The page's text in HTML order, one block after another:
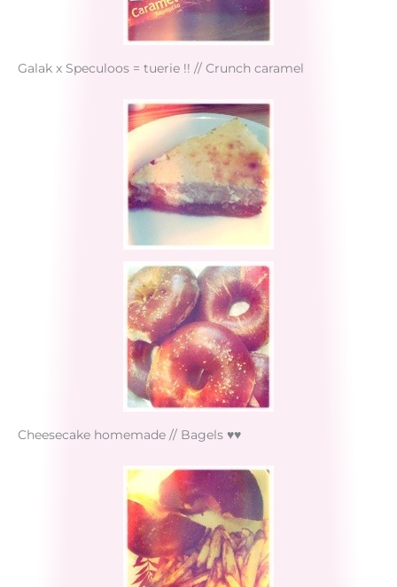
Galak x Speculoos = tuerie !! // Crunch caramel
Cheesecake homemade // Bagels ♥♥